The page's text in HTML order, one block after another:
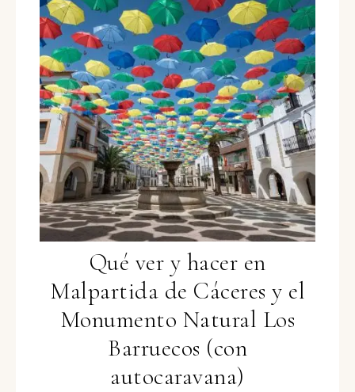
Qué ver y hacer en
Malpartida de Cáceres y el
Monumento Natural Los
Barruecos (con
autocaravana)